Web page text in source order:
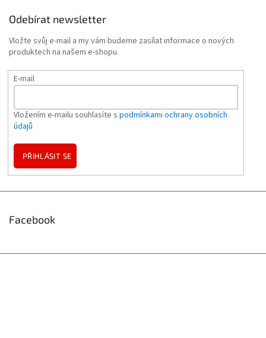
Odebírat newsletter
Vložte svůj e-mail a my vám budeme zasílat informace o nových
produktech na našem e-shopu.
E-mail
Vložením e-mailu souhlasíte s podmínkami ochrany osobních
údajů
PŘIHLÁSIT SE
Facebook